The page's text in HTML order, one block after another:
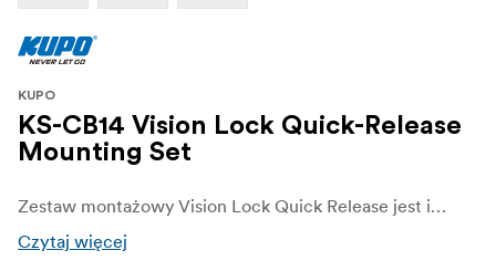
KUPO
KS-CB14 Vision Lock Quick-Release
Mounting Set
Zestaw montażowy Vision Lock Quick Release jest idealny do podłączenia monitora LCD do przegubowego ramienia Kupo Rock's Arm lub Kupo Vision Arm.
Czytaj więcej